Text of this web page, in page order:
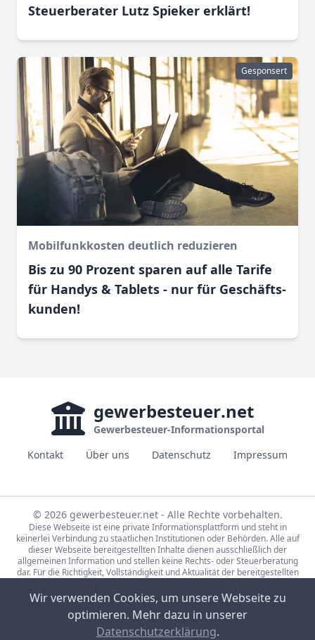
Steuerberater Lutz Spieker erklärt!
Gesponsert
Mobilfunkkosten deutlich reduzieren
Bis zu 90 Prozent sparen auf alle Tarife
für Handys & Tablets - nur für Geschäfts­
kunden!
gewerbesteuer.net
Gewerbesteuer-Informationsportal
Kontakt
Über uns Datenschutz Impressum
© 2026 gewerbesteuer.net - Alle Rechte vorbehalten.
Diese Webseite ist eine private Informationsplattform und steht in
keinerlei Verbindung zu staatlichen Institutionen oder Behörden. Alle auf
dieser Webseite bereitgestellten Inhalte dienen ausschließlich der
allgemeinen Information und stellen keine Rechts- oder Steuerberatung
dar. Für die Richtigkeit, Vollständigkeit und Aktualität der bereitgestellten
steuerlichen Fragen wenden Sie sich bitte an einen qualifizierten
Fachberater.
Die Steuerdaten auf gewerbesteuer.net basieren auf den Erhebungen der
Statistische Ämter des Bundes und der Länder (Lizenz:
Wir verwenden Cookies, um unsere Webseite zu
optimieren. Mehr dazu in unserer
Datenschutzerklärung.